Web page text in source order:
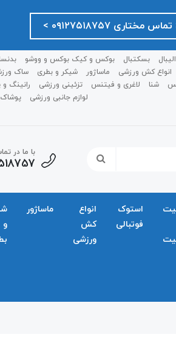
۰۹۱۲۷۵۱۸۷۵۷ >
بسکتبال بوکس و کیک بوکس و ووشو
انواع کش ورزشی ماساژور شیکر و بطری ساک
شنا لاغری و فیتنس تزئینی ورزشی رانینگ و
لوازم جانبی ورزشی
با ما در
استوک
فوتبالی
انواع
کش
ورزشی
ماساژور
و